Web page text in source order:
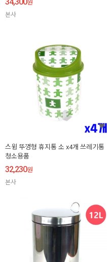
원
본사
스윙 뚜껑형 휴지통 소 x4개 쓰레기통
청소용품
32,230원
본사